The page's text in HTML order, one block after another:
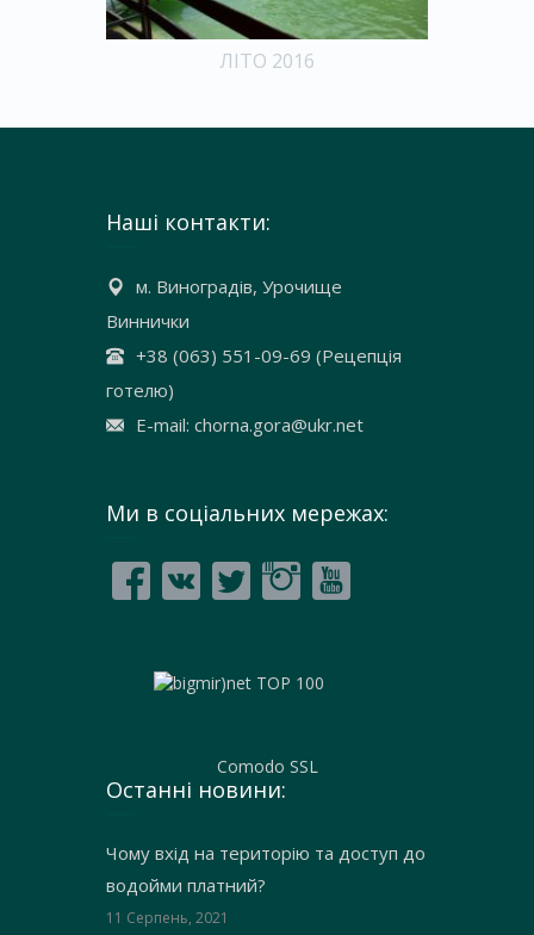
ЛІТО 2016
Наші контакти:
м. Виноградів, Урочище
Виннички
+38 (063) 551-09-69 (Рецепція
готелю)
E-mail: chorna.gora@ukr.net
Ми в соціальних мережах:
Comodo SSL
Останні новини:
Чому вхід на територію та доступ до
водойми платний?
11 Серпень, 2021